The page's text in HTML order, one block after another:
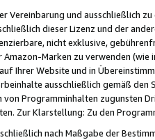
Vereinbarung und ausschließlich
dieser Lizenz und der
nicht exklusive,
Amazon-Marken zu verwenden
Ihrer Website und in
ausschließlich gemäß
von Programminhalten zugunsten
Zur Klarstellung: Zu den
nach Maßgabe der